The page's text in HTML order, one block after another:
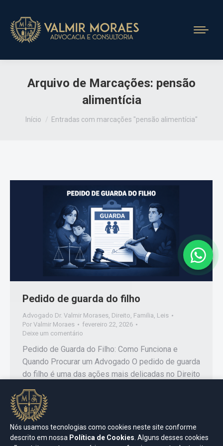
Arquivo de Marcações: pensão
alimentícia
Você está aqui:
Início Entradas com marcações "pensão alimentícia"
Pedido de guarda do filho
Advogado Dr. Valmir Morases Direito Familia Leis
Por Valmir Moraes
fevereiro 22, 2026
Deixe um comentário
Pedido de Guarda do Filho: Como Funciona e
Quando Procurar um Advogado O pedido de guarda
do filho é uma das ações mais delicadas no Direito
pais ou risco ao bem-estar da criança, a definição
da guarda passa a ser fundamental para garantir
estabilidade, segurança e desenvolvimento…
Nós usamos tecnologias como cookies neste site conforme
descrito em nossa Política de Cookies . Alguns desses cookies